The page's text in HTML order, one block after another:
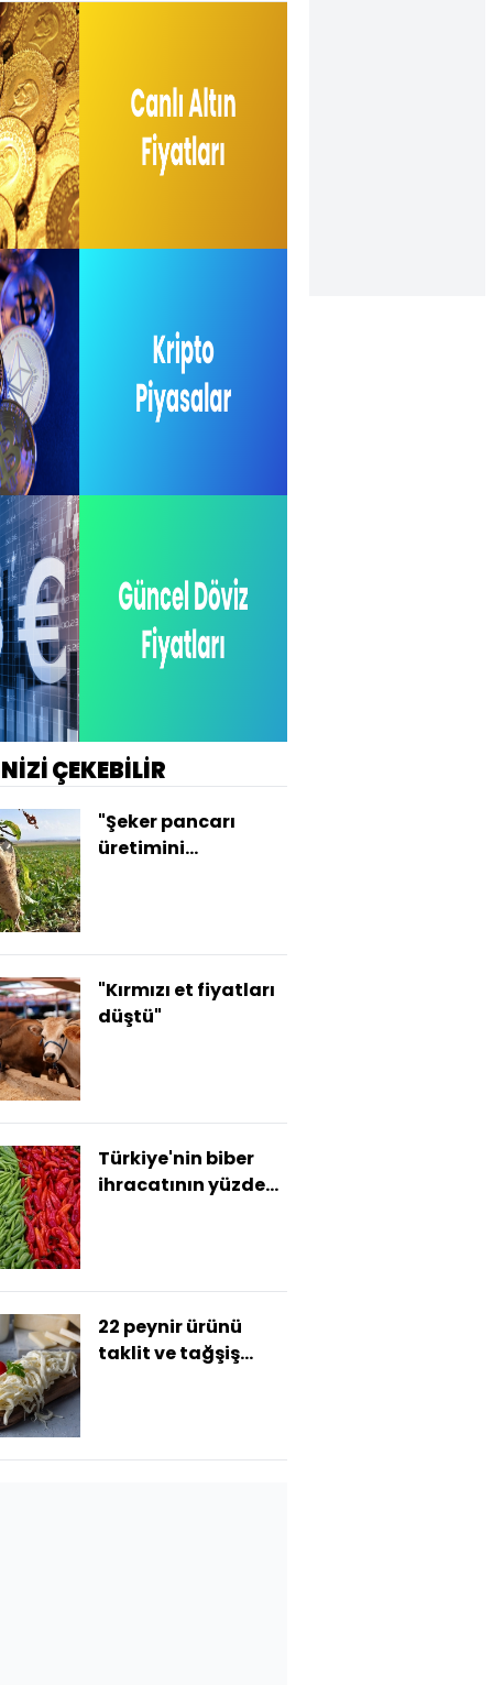
ÇEKEBİLİR
"Şeker pancarı
üretimini
"Kırmızı et fiyatları
düştü"
Türkiye'nin biber
ihracatının yüzde
22 peynir ürünü
taklit ve tağşiş